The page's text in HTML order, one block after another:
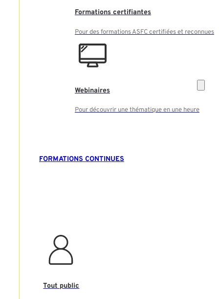
Formations certifiantes
Pour des formations ASFC certifiées et reconnues
Webinaires
Pour découvrir une thématique en une heure
FORMATIONS CONTINUES
Tout public